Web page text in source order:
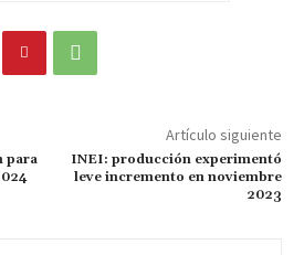
para
Artículo siguiente
INEI: producción experimentó
leve incremento en noviembre
2023